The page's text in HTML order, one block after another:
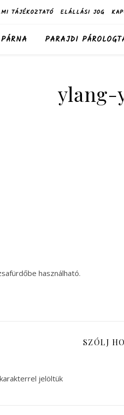
TÁJÉKOZTATÓ ELÁLLÁSI JOG
PARAJDI
ylang-
használható.
SZÓLJ
karakterrel jelöltük